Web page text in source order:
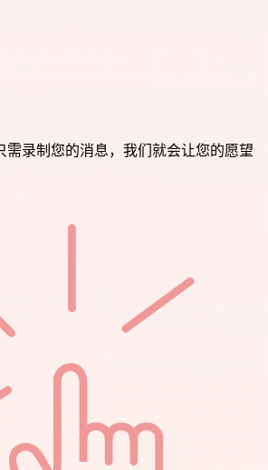
录制您的消息，我们就会让您的愿望